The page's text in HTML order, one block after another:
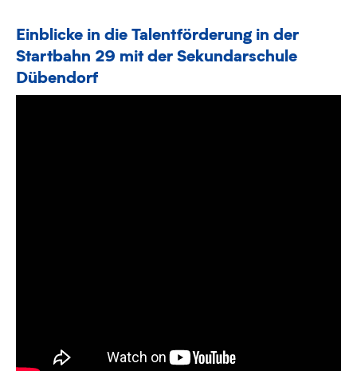
Einblicke in die Talentförderung in der
Startbahn 29 mit der Sekundarschule
Dübendorf